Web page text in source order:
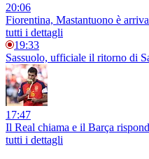
20:06
Fiorentina, Mastantuono è
tutti i dettagli
19:33
Sassuolo, ufficiale il ritorno di
17:47
Il Real chiama e il Barça
tutti i dettagli